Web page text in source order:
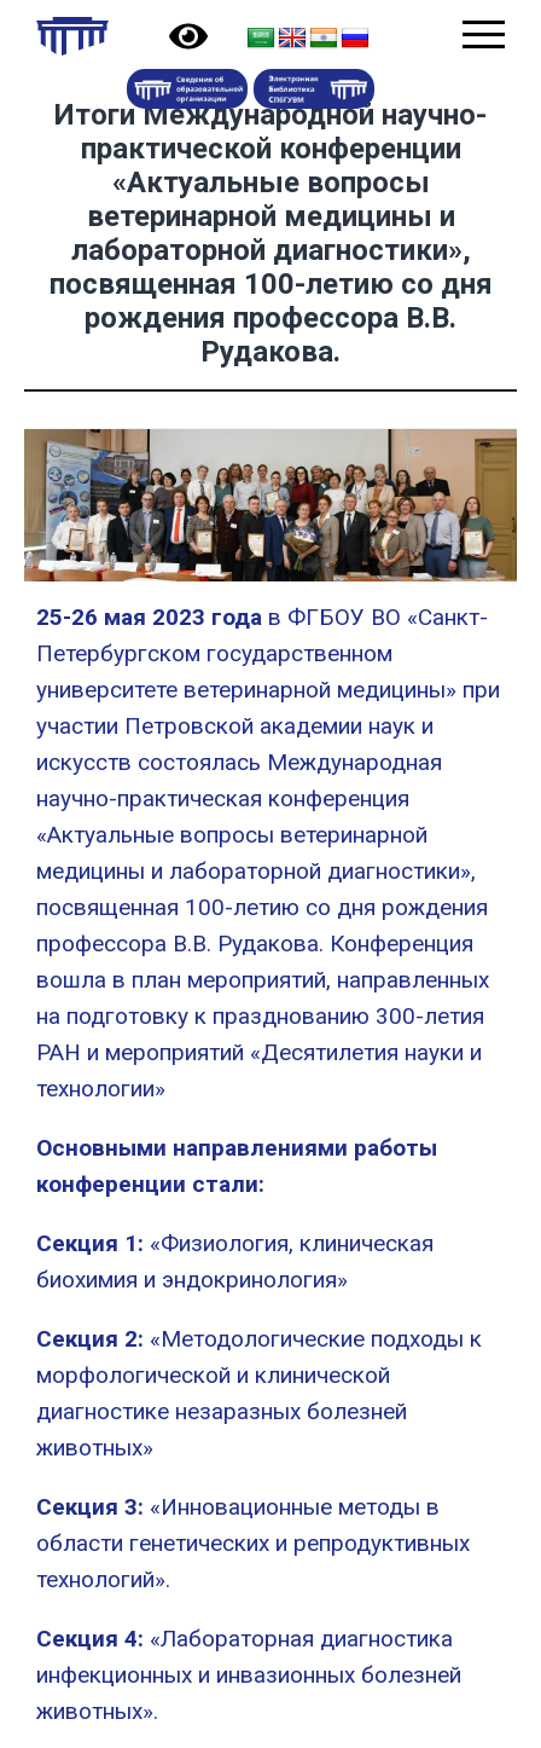
Итоги Международной научно-
практической конференции
«Актуальные вопросы
ветеринарной медицины и
лабораторной диагностики»,
посвященная 100-летию со дня
рождения профессора В.В.
Рудакова.
25-26 мая 2023 года в ФГБОУ ВО «Санкт-
Петербургском государственном
университете ветеринарной медицины» при
участии Петровской академии наук и
искусств состоялась Международная
научно-практическая конференция
«Актуальные вопросы ветеринарной
медицины и лабораторной диагностики»,
посвященная 100-летию со дня рождения
профессора В.В. Рудакова. Конференция
вошла в план мероприятий, направленных
на подготовку к празднованию 300-летия
РАН и мероприятий «Десятилетия науки и
технологии»
Основными направлениями работы
конференции стали:
Секция 1: «Физиология, клиническая
биохимия и эндокринология»
Секция 2: «Методологические подходы к
морфологической и клинической
диагностике незаразных болезней
животных»
Секция 3: «Инновационные методы в
области генетических и репродуктивных
технологий».
Секция 4: «Лабораторная диагностика
инфекционных и инвазионных болезней
животных».